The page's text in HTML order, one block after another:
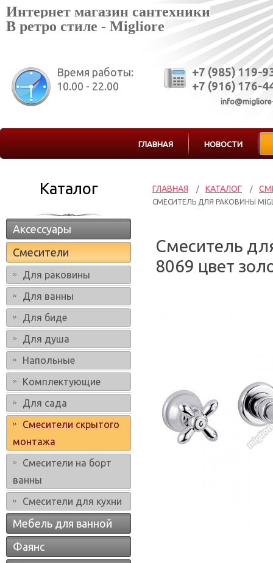
Интернет магазин сантехники
В ретро стиле - Migliore
Время работы:
10.00 - 22.00
+7 (985) 119-
+7 (916) 176-
ГЛАВНАЯ НОВОСТИ
Каталог
Аксессуары
Смесители
Для раковины
Для ванны
Для биде
Для душа
Напольные
Комплектующие
Для сада
Смесители скрытого
монтажа
Смесители на борт
ванны
Смесители для кухни
Мебель для ванной
Фаянс
ГЛАВНАЯ / КАТАЛОГ /
СМЕСИТЕЛЬ ДЛЯ РАКОВИНЫ
Смеситель
8069 цвет